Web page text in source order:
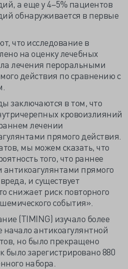
а еще у 4–5% пациентов
обнаруживается в первые
что исследование в
на оценку лечебных
лечения пероральными
действия по сравнению с
заключаются в том, что
кровоизлияний
лечении
прямого действия.
мы можем сказать, что
того, что раннее
прямого
и существует
снижает риск повторного
события».
(TIMING) изучало более
начало антикоагулянтной
но было прекращено
было зарегистрировано 880
набора.